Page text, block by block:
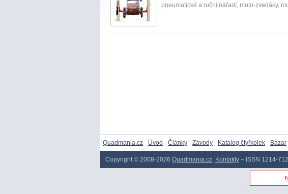
pneumatické a ruční nářadí, moto-zvedáky,
Quadmania.cz Úvod Články Závody Katalog čtyřkolek Bazar
Copyright © 2008-2026 Quadmania.cz, Kontakty – ISSN 1214-